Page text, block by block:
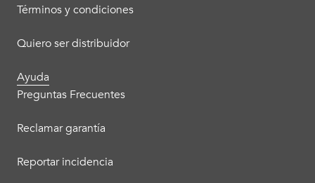
Términos y condiciones
Quiero ser distribuidor
Ayuda
Preguntas Frecuentes
Reclamar garantía
Reportar incidencia